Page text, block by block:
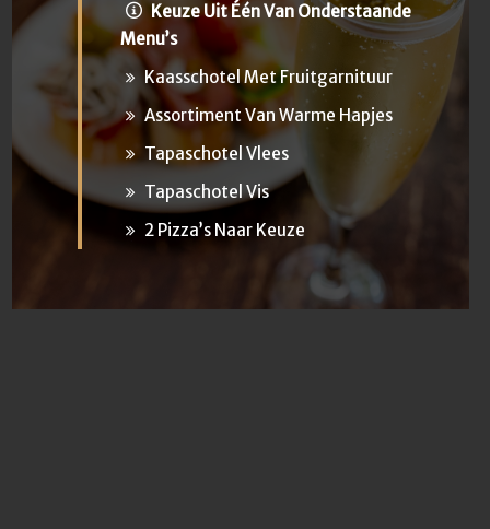
Keuze Uit Één Van Onderstaande
Menu’s
Kaasschotel Met Fruitgarnituur
Assortiment Van Warme Hapjes
Tapaschotel Vlees
Tapaschotel Vis
2 Pizza’s Naar Keuze